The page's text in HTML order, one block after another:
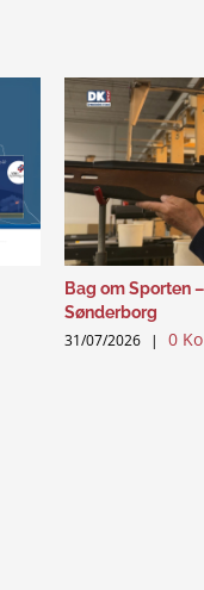
Bag om Sporten
Sønderborg
31/07/2026 | 0